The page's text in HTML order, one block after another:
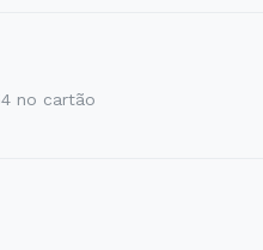
no cartão